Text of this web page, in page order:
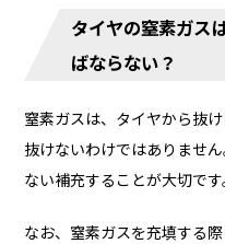
タイヤの窒素ガス
ばならない？
窒素ガスは、タイヤから抜
抜けないわけではありませ
ない補充することが大切です
なお、窒素ガスを充填する